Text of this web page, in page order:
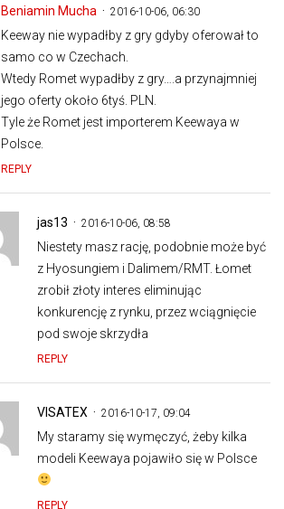
Beniamin Mucha 2016-10-06, 06:30
Keeway nie wypadłby z gry gdyby oferował to
samo co w Czechach.
Wtedy Romet wypadłby z gry….a przynajmniej
jego oferty około 6tyś. PLN.
Tyle że Romet jest importerem Keewaya w
Polsce.
REPLY
jas13 2016-10-06, 08:58
Niestety masz rację, podobnie może być
z Hyosungiem i Dalimem/RMT. Łomet
zrobił złoty interes eliminując
konkurencję z rynku, przez wciągnięcie
pod swoje skrzydła
REPLY
VISATEX 2016-10-17, 09:04
My staramy się wymęczyć, żeby kilka
modeli Keewaya pojawiło się w Polsce
REPLY